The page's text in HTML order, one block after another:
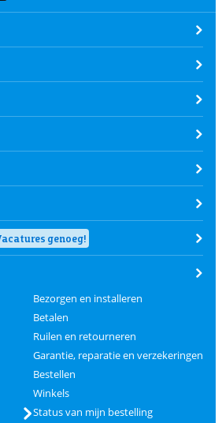
genoeg!
Bezorgen en installeren
Betalen
Ruilen en retourneren
Garantie, reparatie en verzekeringen
Bestellen
Winkels
Status van mijn bestelling